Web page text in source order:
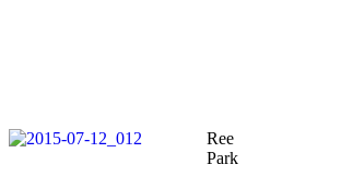
Ree
Park